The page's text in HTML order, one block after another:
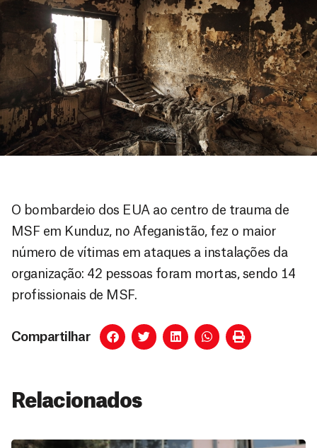
O bombardeio dos EUA ao centro de trauma de
MSF em Kunduz, no Afeganistão, fez o maior
número de vítimas em ataques a instalações da
organização: 42 pessoas foram mortas, sendo 14
profissionais de MSF.
Compartilhar
Relacionados